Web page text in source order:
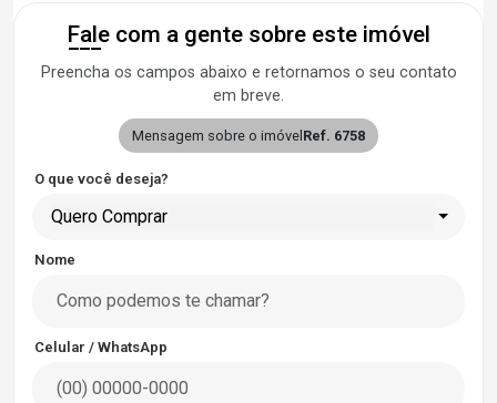
Fale com a gente sobre este imóvel
Preencha os campos abaixo e retornamos o seu contato
em breve.
Mensagem sobre o imóvel Ref. 6758
O que você deseja?
Quero Comprar
Nome
Celular / WhatsApp